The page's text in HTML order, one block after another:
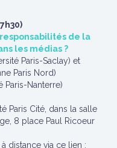
de la
les médias ?
Paris-Saclay) et
Paris Nord)
Paris-Nanterre)
Paris Cité, dans la salle
8 place Paul Ricoeur
distance via ce lien :